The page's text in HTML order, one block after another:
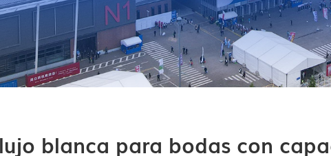
blanca para bodas con